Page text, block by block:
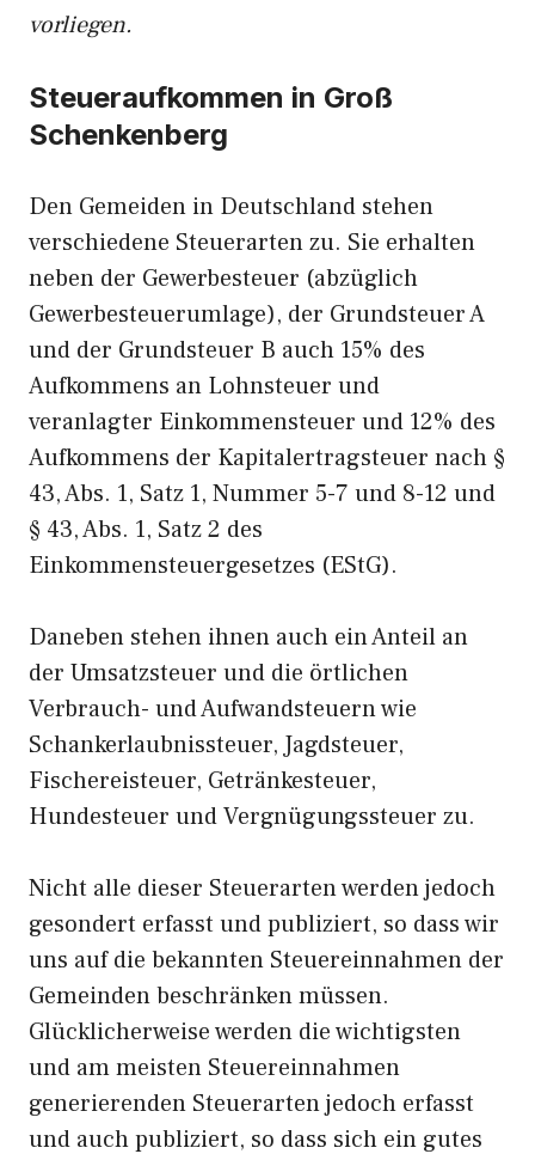
vorliegen.
Steueraufkommen in Groß
Schenkenberg
Den Gemeiden in Deutschland stehen
verschiedene Steuerarten zu. Sie erhalten
neben der Gewerbesteuer (abzüglich
Gewerbesteuerumlage), der Grundsteuer A
und der Grundsteuer B auch 15% des
Aufkommens an Lohnsteuer und
veranlagter Einkommensteuer und 12% des
Aufkommens der Kapitalertragsteuer nach §
43, Abs. 1, Satz 1, Nummer 5-7 und 8-12 und
§ 43, Abs. 1, Satz 2 des
Einkommensteuergesetzes (EStG).
Daneben stehen ihnen auch ein Anteil an
der Umsatzsteuer und die örtlichen
Verbrauch- und Aufwandsteuern wie
Schankerlaubnissteuer, Jagdsteuer,
Fischereisteuer, Getränkesteuer,
Hundesteuer und Vergnügungssteuer zu.
Nicht alle dieser Steuerarten werden jedoch
gesondert erfasst und publiziert, so dass wir
uns auf die bekannten Steuereinnahmen der
Gemeinden beschränken müssen.
Glücklicherweise werden die wichtigsten
und am meisten Steuereinnahmen
generierenden Steuerarten jedoch erfasst
und auch publiziert, so dass sich ein gutes